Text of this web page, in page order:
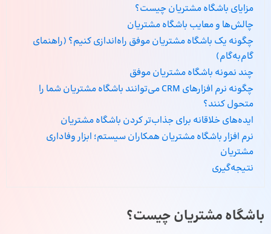
مزایای باشگاه مشتریان چیست؟
چالش‌ها و معایب باشگاه مشتریان
چگونه یک باشگاه مشتریان موفق راه‌اندازی کنیم؟ (راهنمای
گام‌به‌گام)
چند نمونه باشگاه مشتریان موفق
چگونه نرم افزارهای CRM می‌توانند باشگاه مشتریان شما را
متحول کنند؟
ایده‌های خلاقانه برای جذاب‌تر کردن باشگاه مشتریان
نرم افزار باشگاه مشتریان همکاران سیستم؛ ابزار وفاداری
مشتریان
نتیجه‌گیری
باشگاه مشتریان چیست؟